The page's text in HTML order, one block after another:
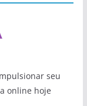
seu
online hoje